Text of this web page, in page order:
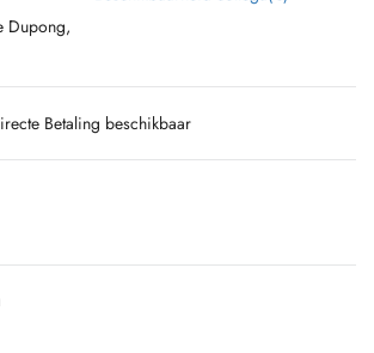
Dupong,
Betaling beschikbaar